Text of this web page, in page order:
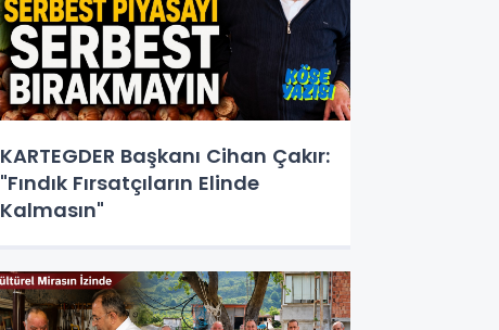
KARTEGDER Başkanı Cihan Çakır:
"Fındık Fırsatçıların Elinde
Kalmasın"